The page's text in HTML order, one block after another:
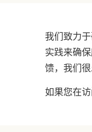
我们致力
实践来确
馈，我们很
如果您在